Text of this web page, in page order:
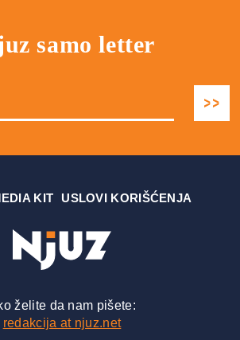
samo letter
KIT USLOVI KORIŠĆENJA
želite da nam pišete:
redakcija at njuz.net